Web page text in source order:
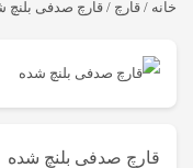
خانه / قارچ / قارچ صدفی بلنچ
قارچ صدفی بلنچ شده